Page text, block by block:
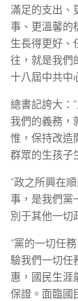
滿足的支出、
事、更溫馨的
生長得更好、
往，就是我們
十八屆中共中
總書記誇大：
我們的義務，
惟，保持改造
群眾的生孩子
“政之所興在
事，是我們黨
別于其他一切
“黨的一切任
驗我們一切任
惠，國民生涯
保證。面臨國